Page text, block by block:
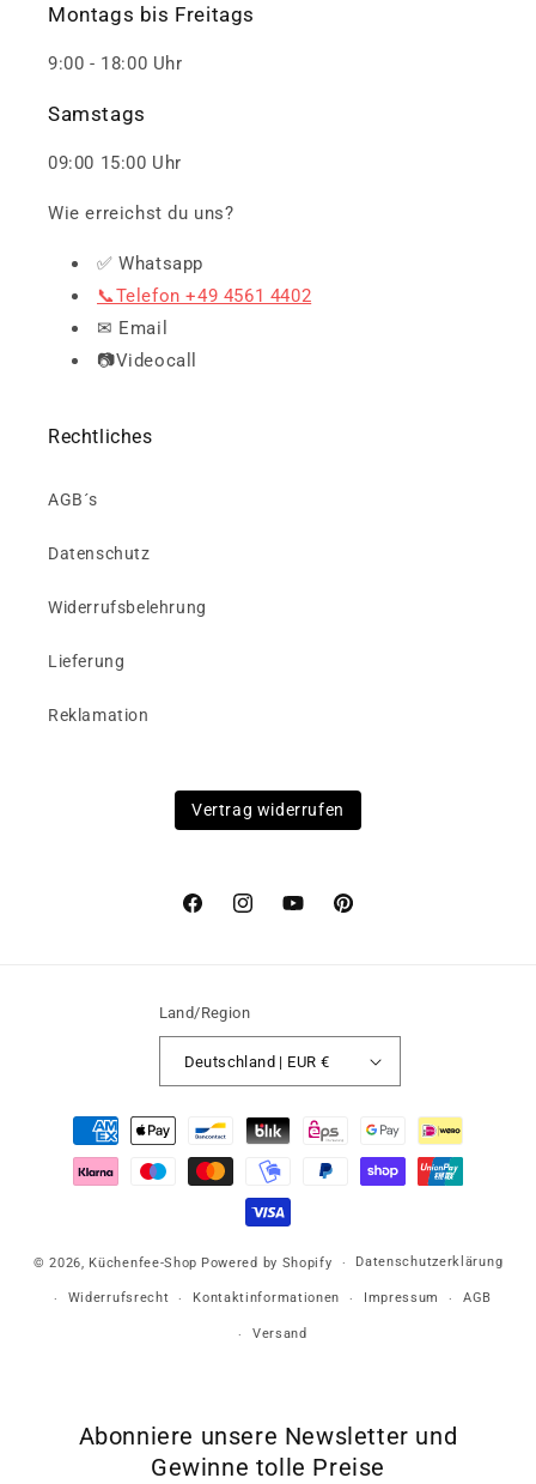
Montags bis Freitags
9:00 - 18:00 Uhr
Samstags
09:00 15:00 Uhr
Wie erreichst du uns?
✅ Whatsapp
📞Telefon +49 4561 4402
✉ Email
📷Videocall
Rechtliches
AGB´s
Datenschutz
Widerrufsbelehrung
Lieferung
Reklamation
Vertrag widerrufen
FacebookInstagramYouTubePinterest
Land/Region
Deutschland | EUR €
Zahlungsmethoden
© 2026, Küchenfee-Shop Powered by Shopify Datenschutzerklärung
Widerrufsrecht Kontaktinformationen Impressum AGB
Versand
Abonniere unsere Newsletter und
Gewinne tolle Preise